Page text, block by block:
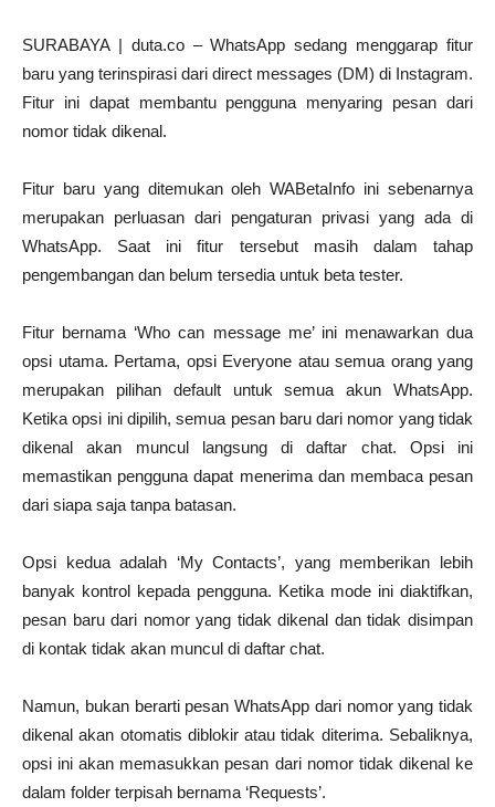
SURABAYA | duta.co – WhatsApp sedang menggarap fitur
baru yang terinspirasi dari direct messages (DM) di Instagram.
Fitur ini dapat membantu pengguna menyaring pesan dari
nomor tidak dikenal.
Fitur baru yang ditemukan oleh WABetaInfo ini sebenarnya
merupakan perluasan dari pengaturan privasi yang ada di
WhatsApp. Saat ini fitur tersebut masih dalam tahap
pengembangan dan belum tersedia untuk beta tester.
Fitur bernama ‘Who can message me’ ini menawarkan dua
opsi utama. Pertama, opsi Everyone atau semua orang yang
merupakan pilihan default untuk semua akun WhatsApp.
Ketika opsi ini dipilih, semua pesan baru dari nomor yang tidak
dikenal akan muncul langsung di daftar chat. Opsi ini
memastikan pengguna dapat menerima dan membaca pesan
dari siapa saja tanpa batasan.
Opsi kedua adalah ‘My Contacts’, yang memberikan lebih
banyak kontrol kepada pengguna. Ketika mode ini diaktifkan,
pesan baru dari nomor yang tidak dikenal dan tidak disimpan
di kontak tidak akan muncul di daftar chat.
Namun, bukan berarti pesan WhatsApp dari nomor yang tidak
dikenal akan otomatis diblokir atau tidak diterima. Sebaliknya,
opsi ini akan memasukkan pesan dari nomor tidak dikenal ke
dalam folder terpisah bernama ‘Requests’.